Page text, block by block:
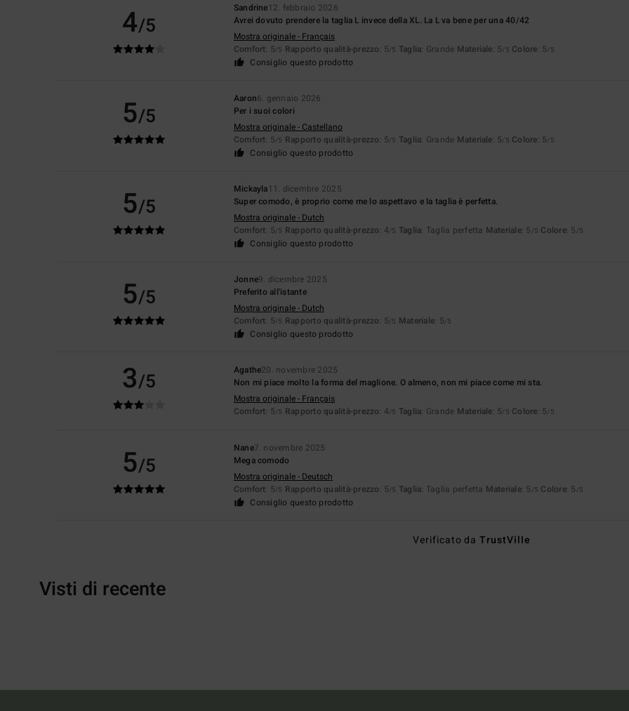
4/5
Sandrine12. febbraio 2026
Avrei dovuto prendere la taglia L invece della XL. La L va bene per una 40/42
Mostra originale - Français
Comfort: 5/5 Rapporto qualità-prezzo: 5/5 Taglia: Grande Materiale: 5/5 Colore: 5/5
Consiglio questo prodotto
5/5
Aaron6. gennaio 2026
Per i suoi colori
Mostra originale - Castellano
Comfort: 5/5 Rapporto qualità-prezzo: 5/5 Taglia: Grande Materiale: 5/5 Colore: 5/5
Consiglio questo prodotto
5/5
Mickayla11. dicembre 2025
Super comodo, è proprio come me lo aspettavo e la taglia è perfetta.
Mostra originale - Dutch
Comfort: 5/5 Rapporto qualità-prezzo: 4/5 Taglia: Taglia perfetta Materiale: 5 /5 Colore: 5 /5
Consiglio questo prodotto
5/5
Jonne9. dicembre 2025
Preferito all'istante
Mostra originale - Dutch
Comfort: 5/5 Rapporto qualità-prezzo: 5/5 Materiale: 5/5
Consiglio questo prodotto
3/5 Agathe20. novembre 2025
Non mi piace molto la forma del maglione. O almeno, non mi piace come mi sta.
Mostra originale - Français
Comfort: 5/5 Rapporto qualità-prezzo: 4/5 Taglia: Grande Materiale: 5/5 Colore: 5/5
5/5
Nane7. novembre 2025
Mega comodo
Mostra originale - Deutsch
Comfort: 5/5 Rapporto qualità-prezzo: 5/5 Taglia: Taglia perfetta Materiale: 5 /5 Colore: 5 /5
Consiglio questo prodotto
Verificato daTrustVille
Visti di recente